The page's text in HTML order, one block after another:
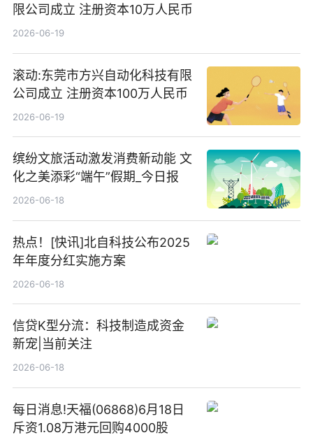
限公司成立 注册资本10万人民币
2026-06-19
滚动:东莞市方兴自动化科技有限
公司成立 注册资本100万人民币
2026-06-19
缤纷文旅活动激发消费新动能 文
化之美添彩“端午”假期_今日报
2026-06-18
热点！[快讯]北自科技公布2025
年年度分红实施方案
2026-06-18
信贷K型分流：科技制造成资金
新宠|当前关注
2026-06-18
每日消息!天福(06868)6月18日
斥资1.08万港元回购4000股